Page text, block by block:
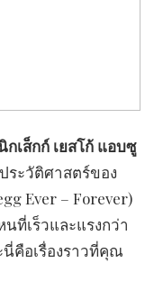
กเส็กก์ เยสโก้ แอบซู
ระวัติศาสตร์ของ
Ever – Forever)
ที่เร็วและแรงกว่า
นี่คือเรื่องราวที่คุณ